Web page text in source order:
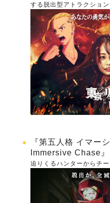
する脱出型アトラクション
『第五人格 イマー
Immersive Chase
迫りくるハンターからチ